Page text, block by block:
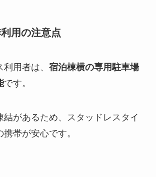
用の注意点
用者は、 宿泊棟横の専用駐車場
です。
結があるため、スタッドレスタイ
帯が安心です。